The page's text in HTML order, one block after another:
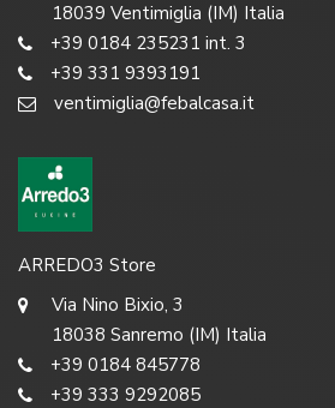
18039 Ventimiglia (IM) Italia
+39 0184 235231 int. 3
+39 331 9393191
ventimiglia@febalcasa.it
ARREDO3 Store
Via Nino Bixio, 3
18038 Sanremo (IM) Italia
+39 0184 845778
+39 333 9292085